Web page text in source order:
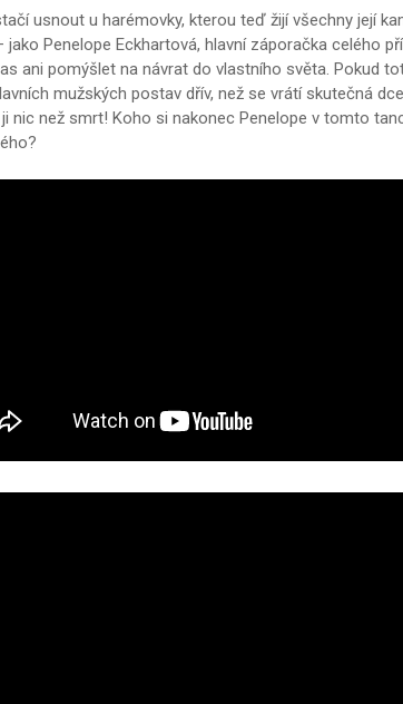
usnout u harémovky, kterou teď žijí všechny její
jako Penelope Eckhartová, hlavní záporačka celého
ani pomýšlet na návrat do vlastního světa. Pokud
mužských postav dřív, než se vrátí skutečná
nic než smrt! Koho si nakonec Penelope v tomto